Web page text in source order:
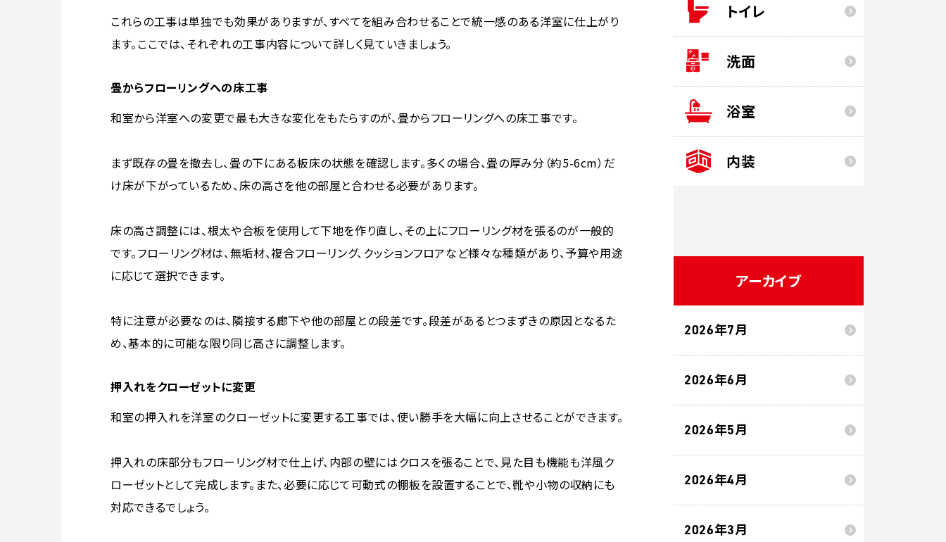
これらの工事は単独でも効果がありますが、すべてを組み合わせることで統一感のある洋室に仕上がり
ます。ここでは、それぞれの工事内容について詳しく見ていきましょう。
畳からフローリングへの床工事
和室から洋室への変更で最も大きな変化をもたらすのが、畳からフローリングへの床工事です。
まず既存の畳を撤去し、畳の下にある板床の状態を確認します。多くの場合、畳の厚み分（約5-6cm）だ
け床が下がっているため、床の高さを他の部屋と合わせる必要があります。
床の高さ調整には、根太や合板を使用して下地を作り直し、その上にフローリング材を張るのが一般的
です。フローリング材は、無垢材、複合フローリング、クッションフロアなど様々な種類があり、予算や用途
に応じて選択できます。
特に注意が必要なのは、隣接する廊下や他の部屋との段差です。段差があるとつまずきの原因となるた
め、基本的に可能な限り同じ高さに調整します。
押入れをクローゼットに変更
和室の押入れを洋室のクローゼットに変更する工事では、使い勝手を大幅に向上させることができます。
押入れの床部分もフローリング材で仕上げ、内部の壁にはクロスを張ることで、見た目も機能も洋風ク
ローゼットとして完成します。また、必要に応じて可動式の棚板を設置することで、靴や小物の収納にも
対応できるでしょう。
トイレ
洗面
浴室
内装
アーカイブ
2026年7月
2026年6月
2026年5月
2026年4月
2026年3月